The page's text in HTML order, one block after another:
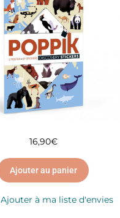
16,90€
Ajouter au panier
Ajouter à ma liste d'envies